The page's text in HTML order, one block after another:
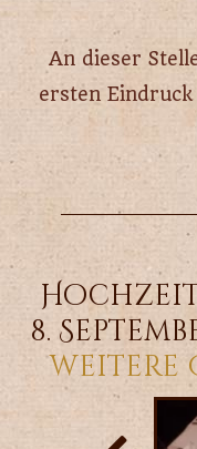
An dieser
ersten
Hochzeit
8.
weitere